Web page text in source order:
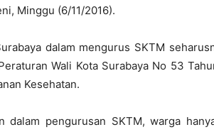
Minggu (6/11/2016).
dalam mengurus SKTM
Wali Kota Surabaya No 53
Kesehatan.
dalam pengurusan SKTM, warga